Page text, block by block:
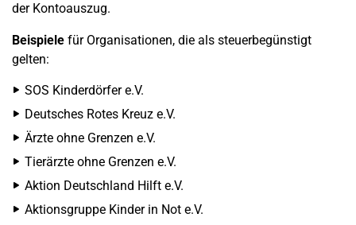
der Kontoauszug.
Beispiele für Organisationen, die als steuerbegünstigt
gelten:
SOS Kinderdörfer e.V.
Deutsches Rotes Kreuz e.V.
Ärzte ohne Grenzen e.V.
Tierärzte ohne Grenzen e.V.
Aktion Deutschland Hilft e.V.
Aktionsgruppe Kinder in Not e.V.